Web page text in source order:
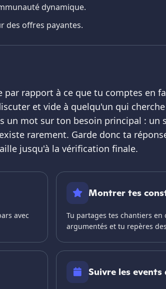
dynamique.
des offres payantes.
par rapport à ce que tu comptes en
et vide à quelqu'un qui
un mot sur ton besoin principal : un
rarement. Garde donc ta
jusqu'à la vérification finale.
avec
Montrer tes
Tu partages tes chantiers
argumentés et tu repères
Suivre les events